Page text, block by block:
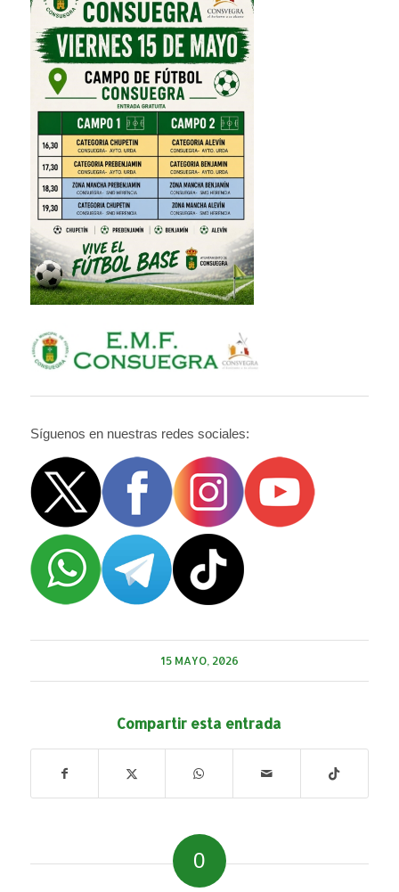
Síguenos en nuestras redes sociales:
15 MAYO, 2026
Compartir esta entrada
0